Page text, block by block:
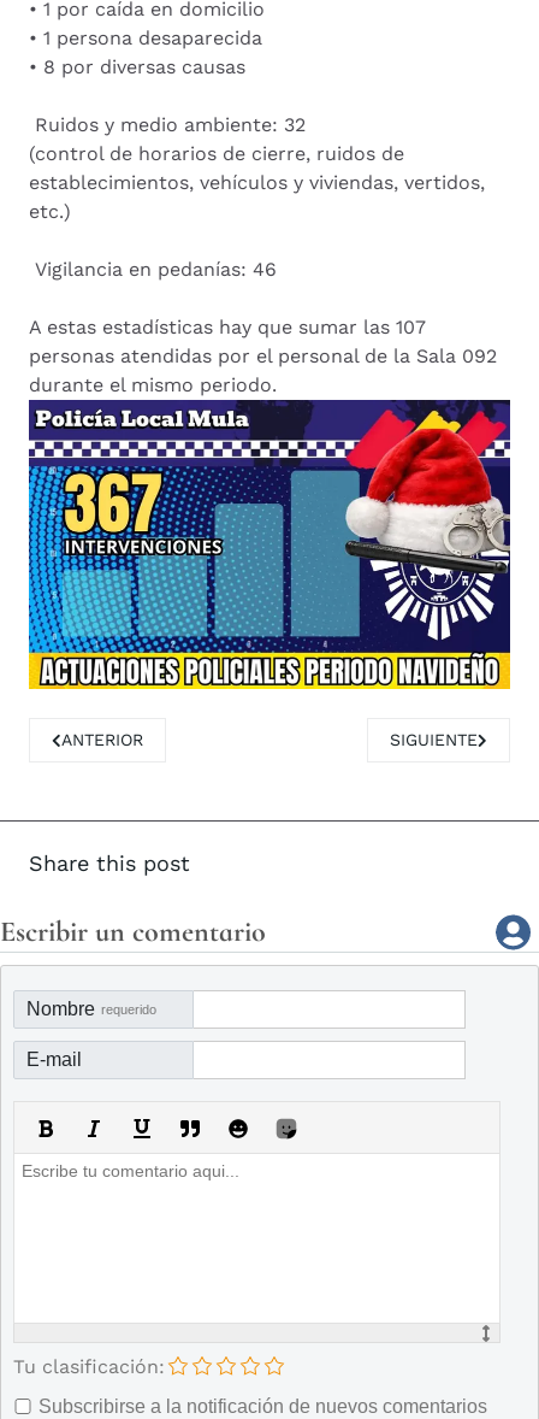
• 1 por caída en domicilio
• 1 persona desaparecida
• 8 por diversas causas
Ruidos y medio ambiente: 32
(control de horarios de cierre, ruidos de
establecimientos, vehículos y viviendas, vertidos,
etc.)
Vigilancia en pedanías: 46
A estas estadísticas hay que sumar las 107
personas atendidas por el personal de la Sala 092
durante el mismo periodo.
ARTÍCULO ANTERIOR: RETIRADA Y DESTRUCCIÓN DE
ANTERIOR ARTÍCULO
SIGUIENTE
Share this post
Escribir un comentario
Nombre requerido
E-mail
Tu clasificación:
Subscribirse a la notificación de nuevos comentarios